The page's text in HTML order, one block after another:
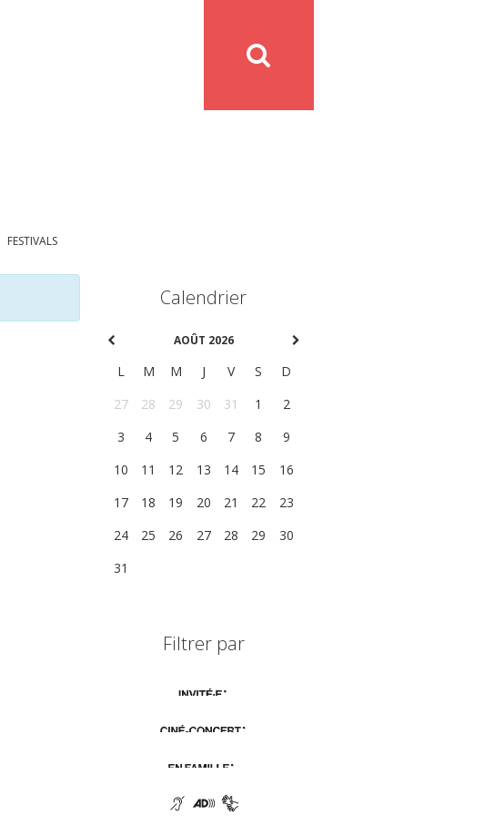
FESTIVALS
Calendrier
AOÛT 2026
L M M J V S
D
27
28 29 30 31 1
2
3
4 5 6 7 8
9
10
11 12 13 14 15
16
17
18 19 20 21 22
23
24
25 26 27 28 29
30
31
Filtrer par